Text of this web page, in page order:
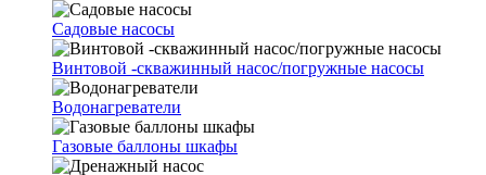
Cадовые насосы
Винтовой -скважинный насос/погружные насосы
Водонагреватели
Газовые баллоны шкафы